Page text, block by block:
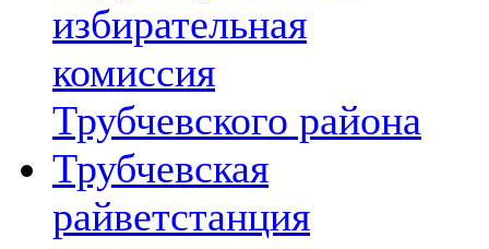
избирательная
комиссия
Трубчевского района
Трубчевская
райветстанция